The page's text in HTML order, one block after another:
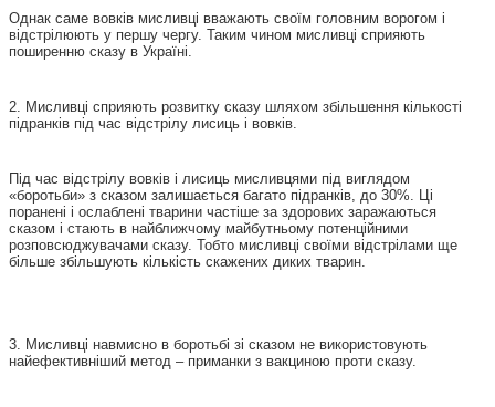
Однак саме вовків мисливці вважають своїм головним ворогом і
відстрілюють у першу чергу. Таким чином мисливці сприяють
поширенню сказу в Україні.
2. Мисливці сприяють розвитку сказу шляхом збільшення кількості
підранків під час відстрілу лисиць і вовків.
Під час відстрілу вовків і лисиць мисливцями під виглядом
«боротьби» з сказом залишається багато підранків, до 30%. Ці
поранені і ослаблені тварини частіше за здорових заражаються
сказом і стають в найближчому майбутньому потенційними
розповсюджувачами сказу. Тобто мисливці своїми відстрілами ще
більше збільшують кількість скажених диких тварин.
3. Мисливці навмисно в боротьбі зі сказом не використовують
найефективніший метод – приманки з вакциною проти сказу.